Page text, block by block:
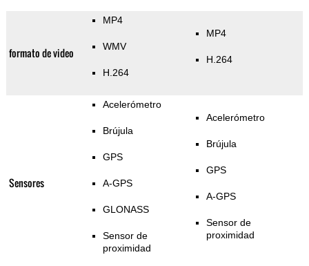
formato de video
MP4
WMV
H.264
MP4
H.264
Sensores
Acelerómetro
Brújula
GPS
A-GPS
GLONASS
Sensor de
proximidad
Acelerómetro
Brújula
GPS
A-GPS
Sensor de
proximidad